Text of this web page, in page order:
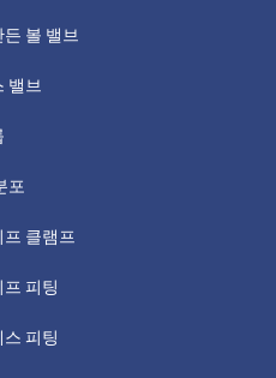
볼 밸브
밸브
포
클램프
피팅
피팅